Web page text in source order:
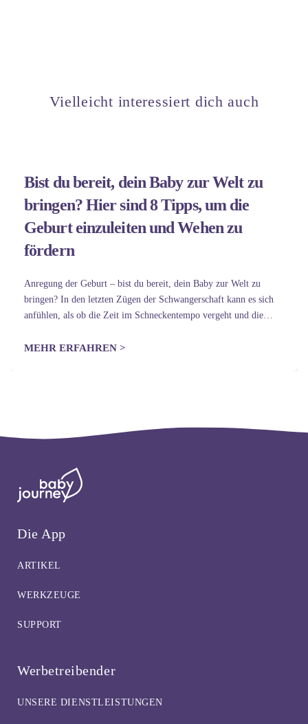
Vielleicht interessiert dich auch
Bist du bereit, dein Baby zur Welt zu
bringen? Hier sind 8 Tipps, um die
Geburt einzuleiten und Wehen zu
fördern
Anregung der Geburt – bist du bereit, dein Baby zur Welt zu
bringen? In den letzten Zügen der Schwangerschaft kann es sich
anfühlen, als ob die Zeit im Schneckentempo vergeht und die
MEHR ERFAHREN >
Die App
ARTIKEL
WERKZEUGE
SUPPORT
Werbetreibender
UNSERE DIENSTLEISTUNGEN